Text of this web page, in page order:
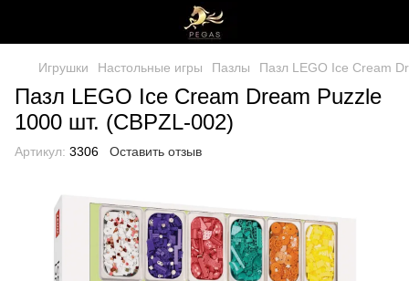
Игрушки Настольные игры Пазлы Пазл LEGO Ice Cream
Пазл LEGO Ice Cream Dream Puzzle
1000 шт. (CBPZL-002)
Артикул: 3306 Оставить отзыв